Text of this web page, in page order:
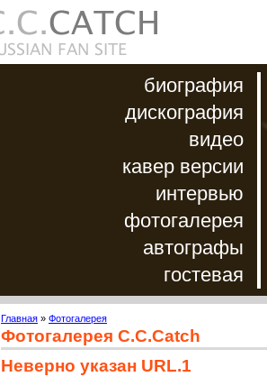
биография
дискография
видео
кавер версии
интервью
фотогалерея
автографы
гостевая
Главная » Фотогалерея
Фотогалерея C.C.Catch
Неверно указан URL.1